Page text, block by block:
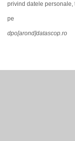
privind datele personale,
pe
dpo[arond]datascop.ro